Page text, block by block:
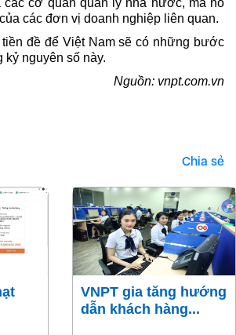
các cơ quan quản lý nhà nước, mà nó
các đơn vị doanh nghiệp liên quan.
tiền đề để Việt Nam sẽ có những bước
kỷ nguyên số này.
Nguồn: vnpt.com.vn
Chia sẻ
VNPT gia tăng hướng
dẫn khách hàng...